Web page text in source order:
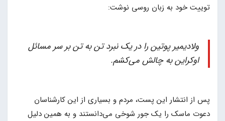
توییت خود به زبان روسی نوشت:
ولادیمیر پوتین را در یک نبرد تن به تن بر سر مسائل
اوکراین به چالش می‌کشم.
پس از انتشار این پست، مردم و بسیاری از این کارشناسان
دعوت ماسک را یک جور شوخی می‌دانستند و به همین دلیل